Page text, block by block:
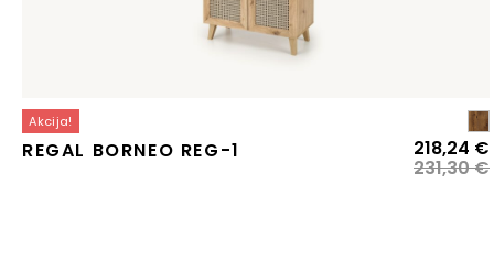
Akcija!
REGAL BORNEO REG-1
231,30€
218,24 €